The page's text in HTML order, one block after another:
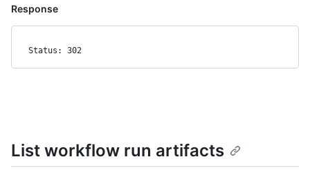
Response
Status: 302
List workflow run artifacts